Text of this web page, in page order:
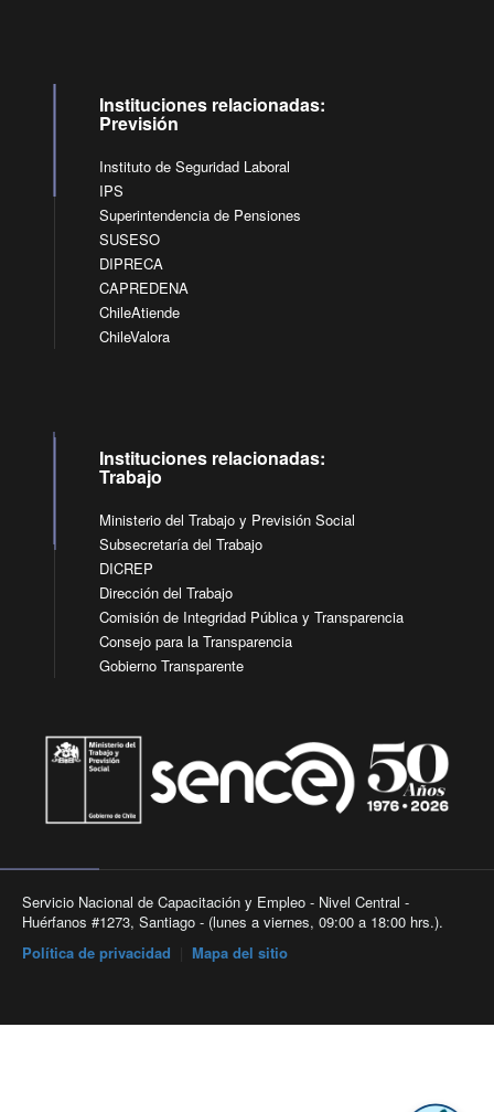
Instituciones relacionadas:
Previsión
Instituto de Seguridad Laboral
IPS
Superintendencia de Pensiones
SUSESO
DIPRECA
CAPREDENA
ChileAtiende
ChileValora
Instituciones relacionadas:
Trabajo
Ministerio del Trabajo y Previsión Social
Subsecretaría del Trabajo
DICREP
Dirección del Trabajo
Comisión de Integridad Pública y Transparencia
Consejo para la Transparencia
Gobierno Transparente
Servicio Nacional de Capacitación y Empleo - Nivel Central -
Huérfanos #1273, Santiago - (lunes a viernes, 09:00 a 18:00 hrs.).
Política de privacidad
Mapa del sitio